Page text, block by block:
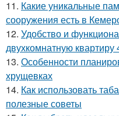
11. Какие уникальные
сооружения есть в
12. Удобство и
двухкомнатную квартиру
13. Особенности
хрущевках
14. Как использовать
полезные советы